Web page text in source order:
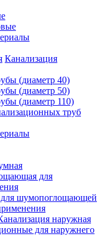
Канализация
(диаметр 40)
(диаметр 50)
(диаметр 110)
труб
для
шумопоглощающей
наружная
для наружнего